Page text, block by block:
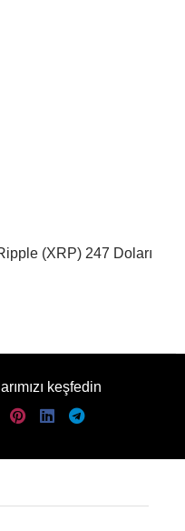
(XRP) 247 Doları
keşfedin